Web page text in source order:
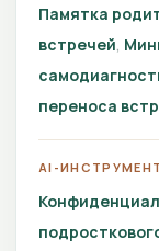
Памятка
встречей
переноса
AI-